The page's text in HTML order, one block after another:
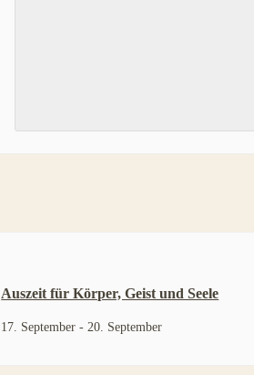
Auszeit für Körper, Geist und Seele
17. September -20. September